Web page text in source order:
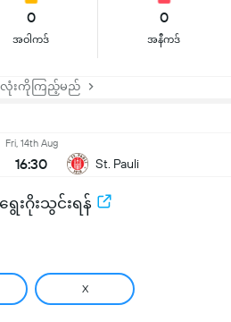
0
အဝါကဒ်
0
အနီကဒ်
းကိုကြည့်မည်
Fri, 14th Aug
16:30 St. Pauli
ေးဂိုးသွင်းရန်
X